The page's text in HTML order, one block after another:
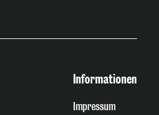
Informationen
Impressum